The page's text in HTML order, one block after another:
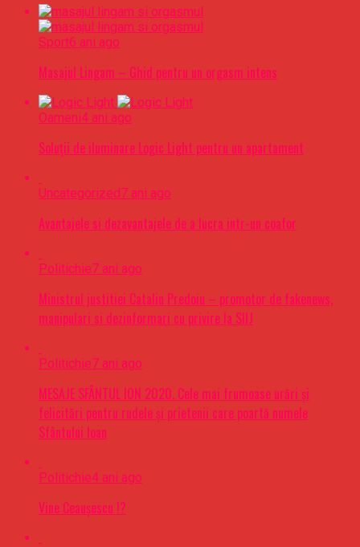
Sport6 ani ago
Masajul Lingam – Ghid pentru un orgasm intens
Oameni4 ani ago
Soluții de iluminare Logic Light pentru un apartament
Uncategorized7 ani ago
Avantajele si dezavantajele de a lucra intr-un coafor
Politichie7 ani ago
Ministrul justitiei Catalin Predoiu – promotor de fakenews,
manipulari si dezinformari cu privire la SIIJ
Politichie7 ani ago
MESAJE SFÂNTUL ION 2020. Cele mai frumoase urări şi
felicitări pentru rudele şi prietenii care poartă numele
Sfântului Ioan
Politichie4 ani ago
Vine Ceaușescu !?